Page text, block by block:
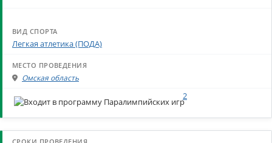
Легкая атлетика (ПОДА)
Омская область
2